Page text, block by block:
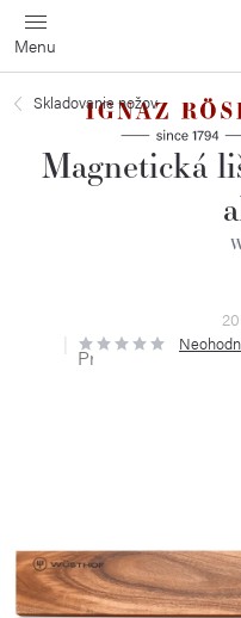
Prejsť
na
obsah
Skladovanie nožov
Magnetická
Priemerné
hodnotenie